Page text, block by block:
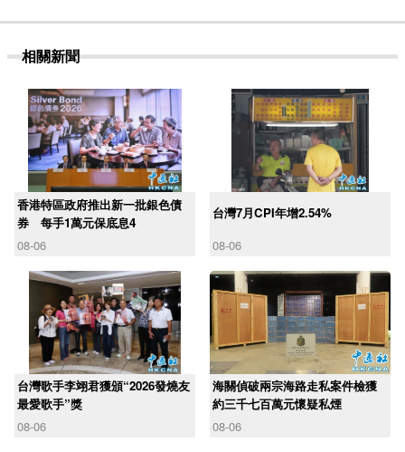
相關新聞
香港特區政府推出新一批銀色債
券 每手1萬元保底息4
08-06
台灣7月CPI年增2.54%
08-06
台灣歌手李翊君獲頒“2026發燒友
最愛歌手”獎
08-06
海關偵破兩宗海路走私案件檢獲
約三千七百萬元懷疑私煙
08-06